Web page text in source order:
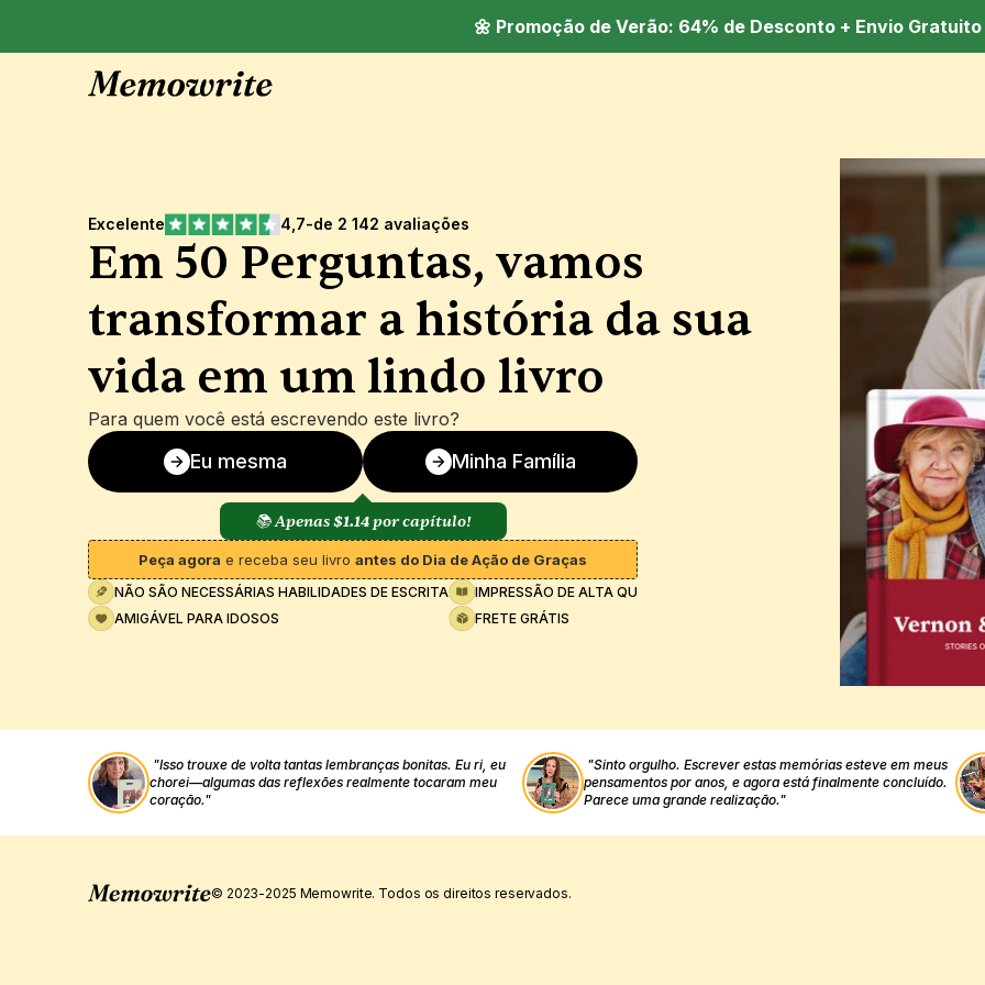
🌼 Promoção de Verão: 64% de Desconto + Envio Gratuito
Excelente 4,7-de 2 142 avaliações
Em 50 Perguntas, vamos
transformar a história da sua
vida em um lindo livro
Para quem você está escrevendo este livro?
Eu mesma Minha Família
📚 Apenas $1.14 por capítulo!
Peça agora e receba seu livro antes do Dia de Ação de Graças
NÃO SÃO NECESSÁRIAS HABILIDADES DE ESCRITA
AMIGÁVEL PARA IDOSOS
IMPRESSÃO DE ALTA QUALIDADE
FRETE GRÁTIS
"Isso trouxe de volta tantas lembranças bonitas. Eu ri, eu
chorei—algumas das reflexões realmente tocaram meu
coração."
"Sinto orgulho. Escrever estas memórias esteve em meus
pensamentos por anos, e agora está finalmente concluído.
Parece uma grande realização."
© 2023-2025 Memowrite. Todos os direitos reservados.